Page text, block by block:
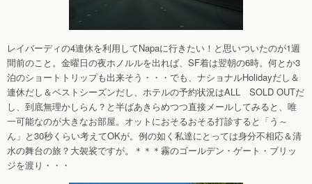
レイバーディの4連休を利用してNapaに行きたい！と思いついたのが1週
間前のこと。金曜日の夜ホノルルを出れば、SF着は翌朝の6時。何とか3
泊のショートトリップも出来そう・・・でも、ナショナルHolidayだし＆
連休だし＆ベストシーズンだし、ホテルの予約状況はALL SOLD OUTだ
し、到底無理かしらん？と半ばあきらめつつ直接メールしてみると、唯
一可能なのが大きなお部屋。オットにおそるおそる打診すると「う～
ん」と30秒くらい考えてOKが。例の如く私達にとっては身分不相応＆清
水の舞台の旅？大袈裟ですが。＊＊＊霧のゴールデン・ゲート・ブリッ
ジを渡り・・・